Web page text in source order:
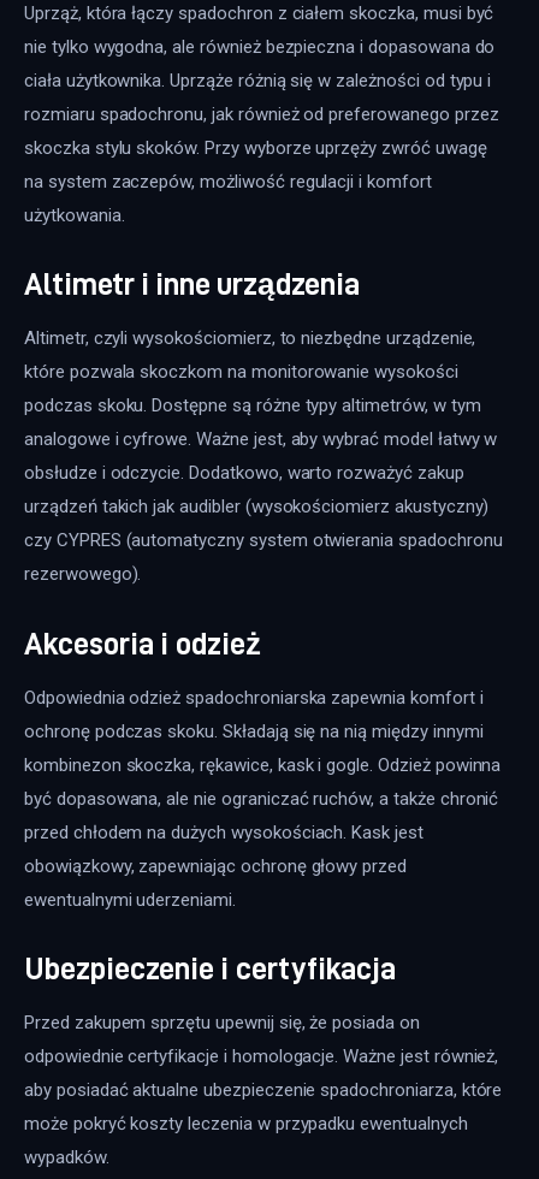
Uprząż, która łączy spadochron z ciałem skoczka, musi być
nie tylko wygodna, ale również bezpieczna i dopasowana do
ciała użytkownika. Uprząże różnią się w zależności od typu i
rozmiaru spadochronu, jak również od preferowanego przez
skoczka stylu skoków. Przy wyborze uprzęży zwróć uwagę
na system zaczepów, możliwość regulacji i komfort
użytkowania.
Altimetr i inne urządzenia
Altimetr, czyli wysokościomierz, to niezbędne urządzenie,
które pozwala skoczkom na monitorowanie wysokości
podczas skoku. Dostępne są różne typy altimetrów, w tym
analogowe i cyfrowe. Ważne jest, aby wybrać model łatwy w
obsłudze i odczycie. Dodatkowo, warto rozważyć zakup
urządzeń takich jak audibler (wysokościomierz akustyczny)
czy CYPRES (automatyczny system otwierania spadochronu
rezerwowego).
Akcesoria i odzież
Odpowiednia odzież spadochroniarska zapewnia komfort i
ochronę podczas skoku. Składają się na nią między innymi
kombinezon skoczka, rękawice, kask i gogle. Odzież powinna
być dopasowana, ale nie ograniczać ruchów, a także chronić
przed chłodem na dużych wysokościach. Kask jest
obowiązkowy, zapewniając ochronę głowy przed
ewentualnymi uderzeniami.
Ubezpieczenie i certyfikacja
Przed zakupem sprzętu upewnij się, że posiada on
odpowiednie certyfikacje i homologacje. Ważne jest również,
aby posiadać aktualne ubezpieczenie spadochroniarza, które
może pokryć koszty leczenia w przypadku ewentualnych
wypadków.